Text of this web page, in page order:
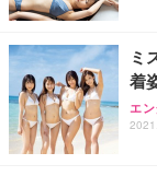
ミ
着
エ